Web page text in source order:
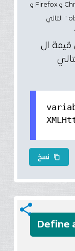
تحتوي جميع المتصفحات الحديثة مثل (Chrome و Firefox و
قيمة ال
نسخ content_copy
share
Define